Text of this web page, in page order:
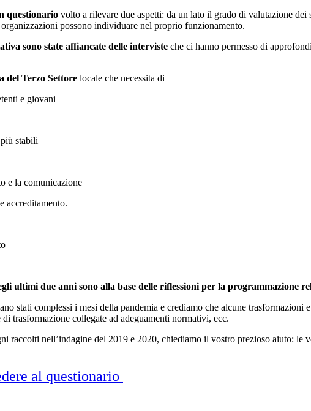
questionario volto a rilevare due aspetti: da un lato il grado di valutazione
possono individuare nel proprio funzionamento.
sono state affiancate delle interviste che ci hanno permesso di
del Terzo Settore locale che necessita di
e giovani
stabili
e la comunicazione
accreditamento.
ultimi due anni sono alla base delle riflessioni per la programmazione
stati complessi i mesi della pandemia e crediamo che alcune
trasformazione collegate ad adeguamenti normativi, ecc.
raccolti nell’indagine del 2019 e 2020, chiediamo il vostro prezioso aiuto: le
al questionario